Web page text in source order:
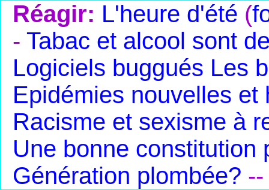
Réagir: L'heure d'été (
- Tabac et alcool sont
Logiciels buggués Les
Epidémies nouvelles et
Racisme et sexisme à
Une bonne constitution
Génération plombée?